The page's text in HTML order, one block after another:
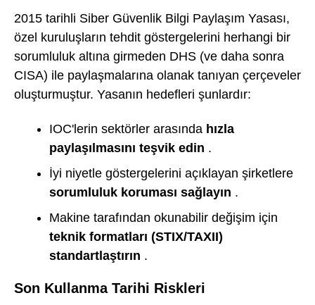
2015 tarihli Siber Güvenlik Bilgi Paylaşım Yasası,
özel kuruluşların tehdit göstergelerini herhangi bir
sorumluluk altına girmeden DHS (ve daha sonra
CISA) ile paylaşmalarına olanak tanıyan çerçeveler
oluşturmuştur. Yasanın hedefleri şunlardır:
IOC'lerin sektörler arasında hızla
paylaşılmasını teşvik edin .
İyi niyetle göstergelerini açıklayan şirketlere
sorumluluk koruması sağlayın .
Makine tarafından okunabilir değişim için
teknik formatları (STIX/TAXII)
standartlaştırın .
Son Kullanma Tarihi Riskleri